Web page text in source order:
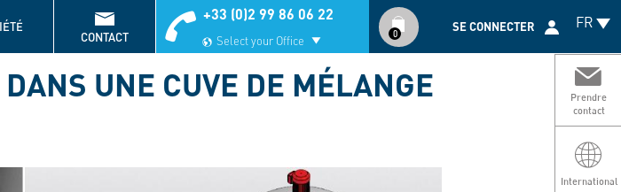
FR
CONTACT
+33 (0)2 99 86 06 22
Select your Office 0
utilisateur
SE CONNECTER
Prendre
contact
International
UNE CUVE DE MÉLANGE